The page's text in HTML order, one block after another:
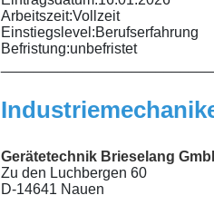
Arbeitszeit:Vollzeit
Einstiegslevel:Berufserfahrung
Befristung:unbefristet
Gerätetechnik Brieselang
Zu den Luchbergen 60
D-14641 Nauen